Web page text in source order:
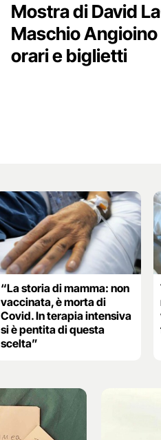
Mostra di David
Maschio
orari e biglietti
“La storia di mamma: non
vaccinata, è morta di
Covid. In terapia intensiva
si è pentita di questa
scelta”